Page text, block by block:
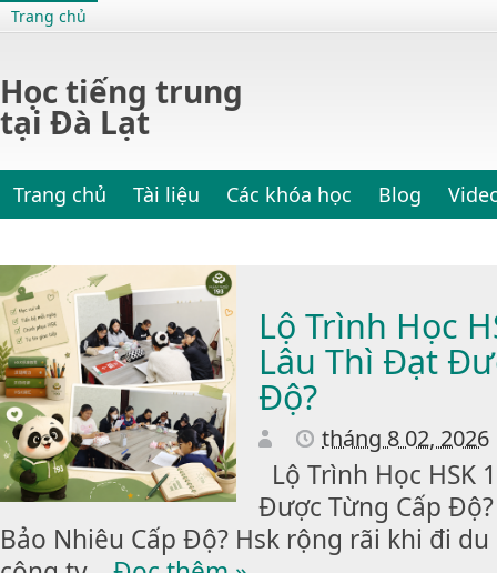
Trang chủ
Học tiếng trung
tại Đà Lạt
Trang chủ Tài liệu Các khóa học Blog
Lộ Trình Học
Lâu Thì Đạt
Độ?
tháng 8 02, 2026
Lộ Trình Học HSK
Được Từng Cấp Độ?
Bảo Nhiêu Cấp Độ? Hsk rộng rãi khi đi